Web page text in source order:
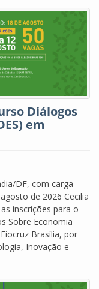
Diálogos
em
DF, com carga
de 2026 Cecilia
inscrições para o
Sobre Economia
Brasília, por
Inovação e